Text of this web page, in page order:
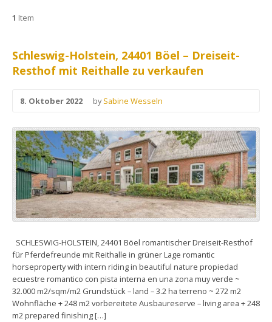
1 Item
Schleswig-Holstein, 24401 Böel – Dreiseit-
Resthof mit Reithalle zu verkaufen
8. Oktober 2022 bySabine Wesseln
SCHLESWIG-HOLSTEIN, 24401 Böel romantischer Dreiseit-Resthof
für Pferdefreunde mit Reithalle in grüner Lage romantic
horseproperty with intern riding in beautiful nature propiedad
ecuestre romantico con pista interna en una zona muy verde ~
32.000 m2/sqm/m2 Grundstück – land – 3.2 ha terreno ~ 272 m2
Wohnfläche + 248 m2 vorbereitete Ausbaureserve – living area + 248
m2 prepared finishing […]